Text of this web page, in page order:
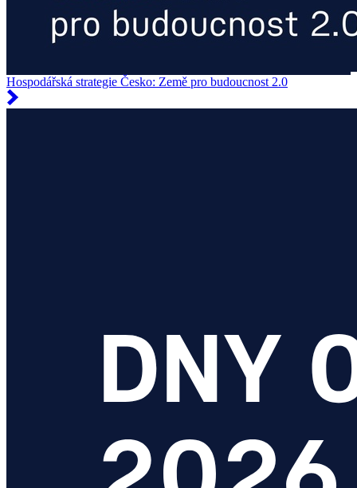
Hospodářská strategie Česko: Země pro budoucnost 2.0